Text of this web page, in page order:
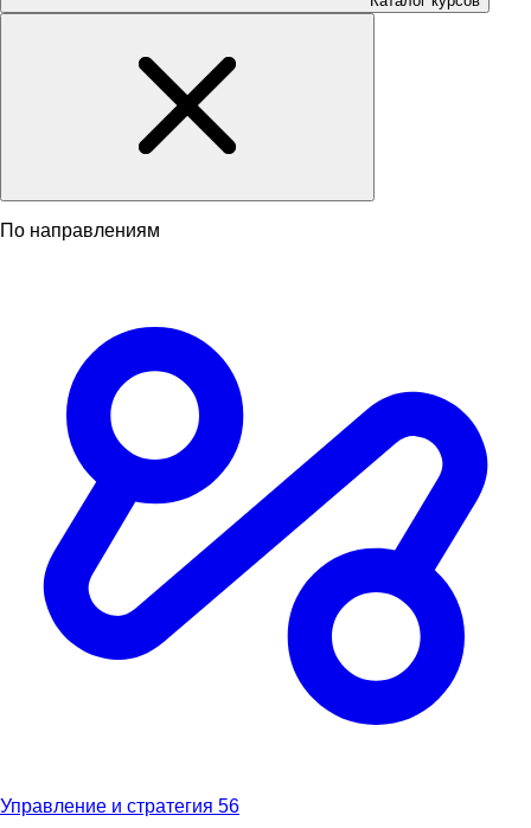
По направлениям
Управление и стратегия 56